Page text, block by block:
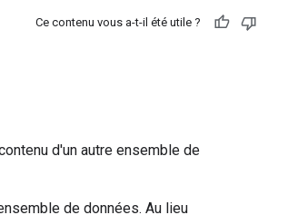
Ce contenu vous a-t-il été utile ?
d'un autre ensemble de
de données. Au lieu